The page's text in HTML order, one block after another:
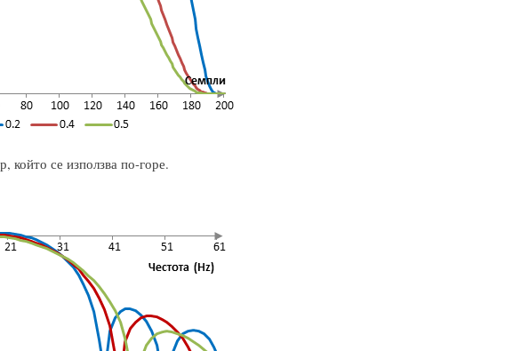
който се използва по-горе.